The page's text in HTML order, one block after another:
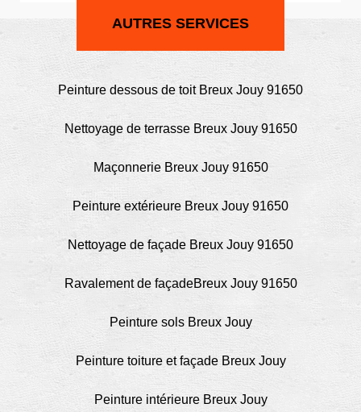
AUTRES SERVICES
Peinture dessous de toit Breux Jouy 91650
Nettoyage de terrasse Breux Jouy 91650
Maçonnerie Breux Jouy 91650
Peinture extérieure Breux Jouy 91650
Nettoyage de façade Breux Jouy 91650
Ravalement de façadeBreux Jouy 91650
Peinture sols Breux Jouy
Peinture toiture et façade Breux Jouy
Peinture intérieure Breux Jouy